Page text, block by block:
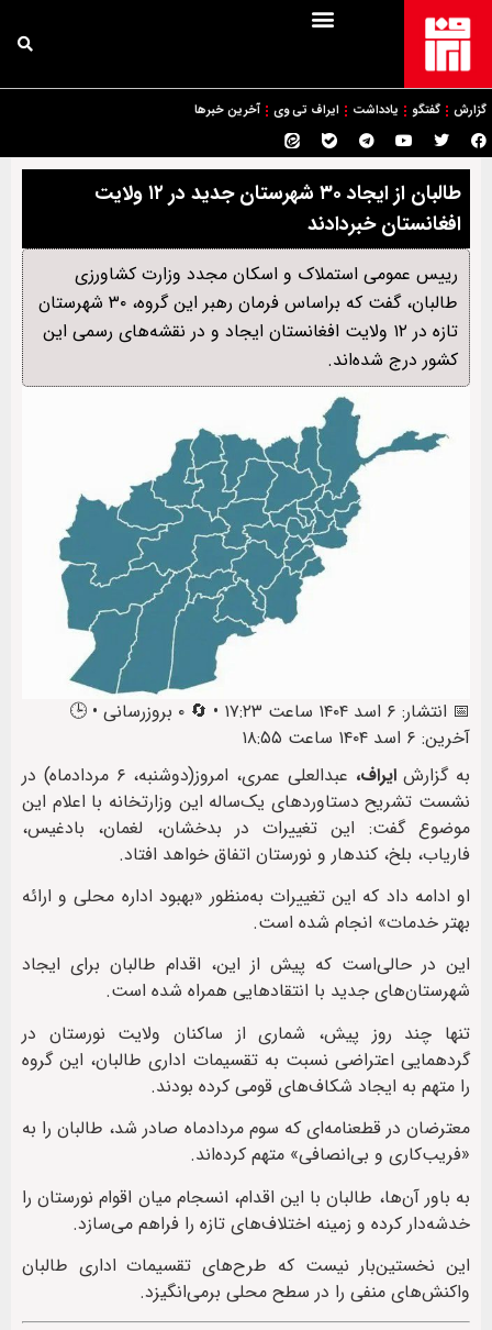
گزارش گفتگو یادداشت ایراف تی وی آخرین خبرها
طالبان از ایجاد ۳۰ شهرستان جدید در ۱۲ ولایت
افغانستان خبردادند
رییس عمومی استملاک و اسکان مجدد وزارت کشاورزی
طالبان، گفت که براساس فرمان رهبر این گروه، ۳۰ شهرستان
تازه در ۱۲ ولایت افغانستان ایجاد و در نقشه‌های رسمی این
کشور درج شد‌ه‌اند.
📅 انتشار: ۶ اسد ۱۴۰۴ ساعت ۱۷:۲۳ • 🔄 ۰ بروزرسانی • 🕒
آخرین: ۶ اسد ۱۴۰۴ ساعت ۱۸:۵۵
به گزارشایراف،
عبدالعلی عمری، امروز(دوشنبه، ۶ مردادماه) در
نشست تشریح دستاوردهای یک‌ساله‌ این وزارتخانه با اعلام این
موضوع گفت: این تغییرات در بدخشان، لغمان، بادغیس،
فاریاب، بلخ، کندهار و نورستان اتفاق خواهد افتاد.
او ادامه داد که این تغییرات به‌منظور «بهبود اداره‌ محلی و ارائه‌
بهتر خدمات» انجام شده است.
این در حالی‌است که پیش از این، اقدام طالبان برای ایجاد
شهرستان‌های جدید با انتقادهایی همراه شده‌ است.
تنها چند روز پیش، شماری از ساکنان ولایت نورستان در
گردهمایی اعتراضی نسبت به تقسیمات اداری طالبان، این گروه
را متهم به ایجاد شکاف‌های قومی کرده بودند.
معترضان در قطعنامه‌ای که سوم مردادماه صادر شد، طالبان را به
«فریب‌کاری و بی‌انصافی» متهم کرده‌اند.
به باور آن‌ها، طالبان با این اقدام، انسجام میان اقوام نورستان را
خدشه‌دار کرده و زمینه‌ اختلاف‌های تازه را فراهم می‌سازد.
این نخستین‌بار نیست که طرح‌های تقسیمات اداری طالبان
واکنش‌های منفی را در سطح محلی برمی‌انگیزد.